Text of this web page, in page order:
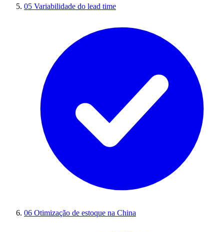
05 Variabilidade do lead time
06 Otimização de estoque na China